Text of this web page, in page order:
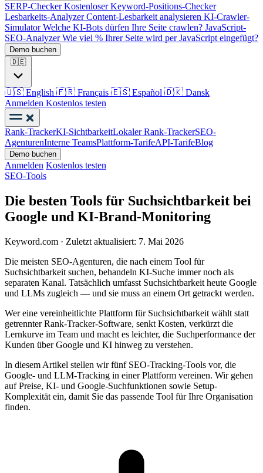
SERP-CheckerKostenloser Keyword-Positions-Checker
Lesbarkeits-AnalyzerContent-Lesbarkeit analysieren KI-Crawler-
SimulatorWelche KI-Bots dürfen Ihre Seite crawlen? JavaScript-
SEO-AnalyzerWie viel % Ihrer Seite wird per JavaScript eingefügt?
Demo buchen
🇩🇪
🇺🇸 English 🇫🇷 Français 🇪🇸 Español 🇩🇰 Dansk
Anmelden Kostenlos testen
Rank-TrackerKI-SichtbarkeitLokaler Rank-TrackerSEO-
AgenturenInterne TeamsPlattform-TarifeAPI-TarifeBlog
Demo buchen
Anmelden Kostenlos testen
SEO-Tools
Die besten Tools für Suchsichtbarkeit bei
Google und KI-Brand-Monitoring
Keyword.com · Zuletzt aktualisiert: 7. Mai 2026
Die meisten SEO-Agenturen, die nach einem Tool für
Suchsichtbarkeit suchen, behandeln KI-Suche immer noch als
separaten Kanal. Tatsächlich umfasst Suchsichtbarkeit heute Google
und LLMs zugleich — und sie muss an einem Ort getrackt werden.
Wer eine vereinheitlichte Plattform für Suchsichtbarkeit wählt statt
getrennter Rank-Tracker-Software, senkt Kosten, verkürzt die
Lernkurve im Team und macht es leichter, die Suchperformance der
Kunden über Google und KI hinweg zu verstehen.
In diesem Artikel stellen wir fünf SEO-Tracking-Tools vor, die
Google- und LLM-Tracking in einer Plattform vereinen. Wir gehen
auf Preise, KI- und Google-Suchfunktionen sowie Setup-
Komplexität ein, damit Sie das passende Tool für Ihre Organisation
finden.